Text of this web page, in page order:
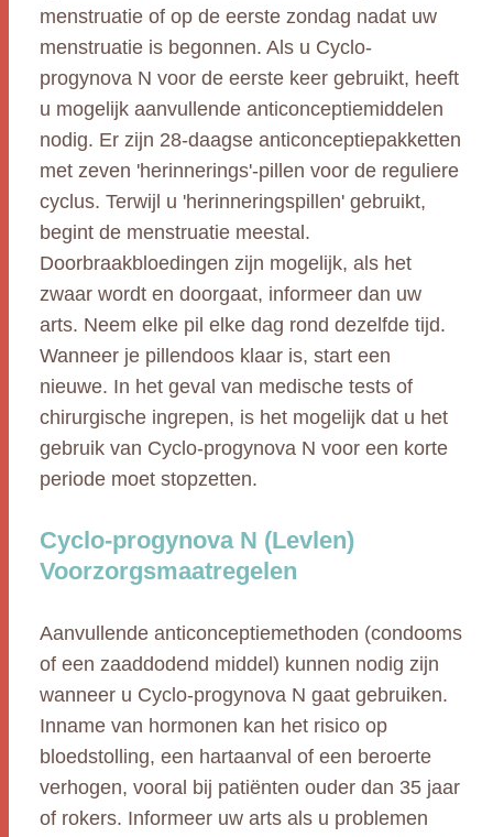
menstruatie of op de eerste zondag nadat uw
menstruatie is begonnen. Als u Cyclo-
progynova N voor de eerste keer gebruikt, heeft
u mogelijk aanvullende anticonceptiemiddelen
nodig. Er zijn 28-daagse anticonceptiepakketten
met zeven 'herinnerings'-pillen voor de reguliere
cyclus. Terwijl u 'herinneringspillen' gebruikt,
begint de menstruatie meestal.
Doorbraakbloedingen zijn mogelijk, als het
zwaar wordt en doorgaat, informeer dan uw
arts. Neem elke pil elke dag rond dezelfde tijd.
Wanneer je pillendoos klaar is, start een
nieuwe. In het geval van medische tests of
chirurgische ingrepen, is het mogelijk dat u het
gebruik van Cyclo-progynova N voor een korte
periode moet stopzetten.
Cyclo-progynova N (Levlen)
Voorzorgsmaatregelen
Aanvullende anticonceptiemethoden (condooms
of een zaaddodend middel) kunnen nodig zijn
wanneer u Cyclo-progynova N gaat gebruiken.
Inname van hormonen kan het risico op
bloedstolling, een hartaanval of een beroerte
verhogen, vooral bij patiënten ouder dan 35 jaar
of rokers. Informeer uw arts als u problemen